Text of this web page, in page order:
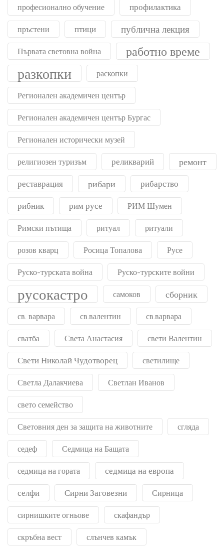
професионално обучение профилактика
пръстени птици публична лекция
Първата световна война работно време
разкопки раскопки
Регионален академичен център
Регионален академичен център Бургас
Регионален исторически музей
религиозен туризъм реликварий ремонт
реставрация рибари рибарство
рибник рим русе РИМ Шумен
Римски пътища ритуал ритуали
розов кварц Росица Топалова Русе
Руско-турската война Руско-турските войни
русокастро самоков сборник
св. варвара св.валентин св.варвара
сватба Света Анастасия свети Валентин
Свети Николай Чудотворец светилище
Светла Далакчиева Светлан Иванов
свето семейство
Световния ден за защита на животните сгляда
седеф Седмица на Бащата
седмица на гората седмица на европа
селфи Сирни Заговезни Сирница
сирнишките огньове скафандър
скръбна вест слънчев камък